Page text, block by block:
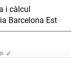
i càlcul
Barcelona Est